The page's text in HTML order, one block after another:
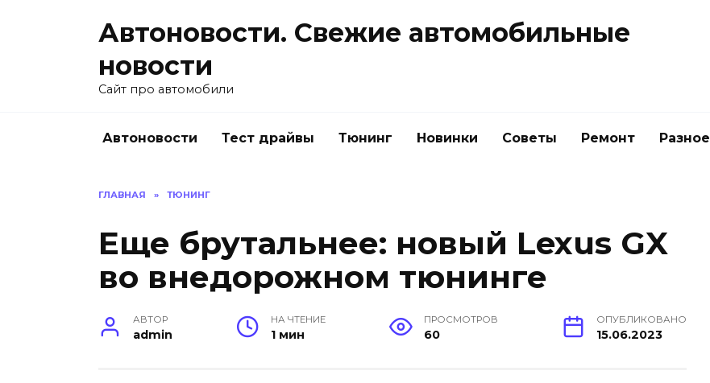
Автоновости. Свежие автомобильные
новости
Сайт про автомобили
Автоновости Тест драйвы Тюнинг Новинки Советы Ремонт Разное
ГЛАВНАЯ » ТЮНИНГ
Еще брутальнее: новый Lexus GX
во внедорожном тюнинге
АВТОР
admin
НА ЧТЕНИЕ
1 мин
ПРОСМОТРОВ
60
ОПУБЛИКОВАНО
15.06.2023